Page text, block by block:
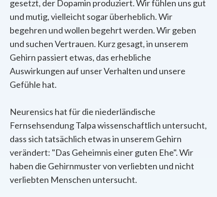
gesetzt, der Dopamin produziert. Wir fühlen uns gut
und mutig, vielleicht sogar überheblich. Wir
begehren und wollen begehrt werden. Wir geben
und suchen Vertrauen. Kurz gesagt, in unserem
Gehirn passiert etwas, das erhebliche
Auswirkungen auf unser Verhalten und unsere
Gefühle hat.
Neurensics hat für die niederländische
Fernsehsendung Talpa wissenschaftlich untersucht,
dass sich tatsächlich etwas in unserem Gehirn
verändert: "Das Geheimnis einer guten Ehe". Wir
haben die Gehirnmuster von verliebten und nicht
verliebten Menschen untersucht.